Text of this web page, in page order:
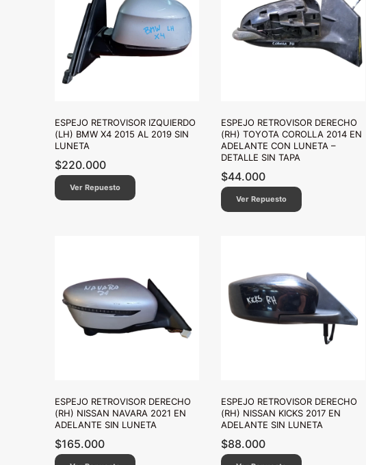
ESPEJO RETROVISOR IZQUIERDO
(LH) BMW X4 2015 AL 2019 SIN
LUNETA
$220.000
Ver Repuesto
ESPEJO RETROVISOR DERECHO
(RH) TOYOTA COROLLA 2014 EN
ADELANTE CON LUNETA –
DETALLE SIN TAPA
$44.000
Ver Repuesto
ESPEJO RETROVISOR DERECHO
(RH) NISSAN NAVARA 2021 EN
ADELANTE SIN LUNETA
$165.000
ESPEJO RETROVISOR DERECHO
(RH) NISSAN KICKS 2017 EN
ADELANTE SIN LUNETA
$88.000